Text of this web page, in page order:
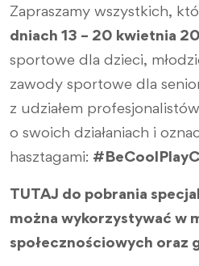
Zapraszamy wszystkich,
dniach 13 – 20 kwietnia
sportowe dla dzieci,
zawody sportowe dla
z udziałem
o swoich działaniach i
hasztagami:
TUTAJ do pobrania
można wykorzystywać w
społecznościowych oraz